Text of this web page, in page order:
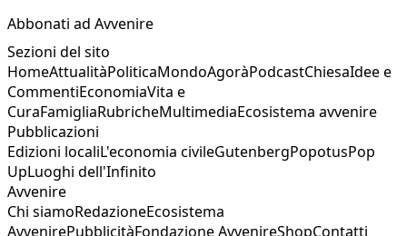
Abbonati ad Avvenire
Sezioni del sito
HomeAttualitàPoliticaMondoAgoràPodcastChiesaIdee e
CommentiEconomiaVita e
CuraFamigliaRubricheMultimediaEcosistema avvenire
Pubblicazioni
Edizioni localiL'economia civileGutenbergPopotusPop
UpLuoghi dell'Infinito
Avvenire
Chi siamoRedazioneEcosistema
AvvenirePubblicitàFondazione AvvenireShopContatti